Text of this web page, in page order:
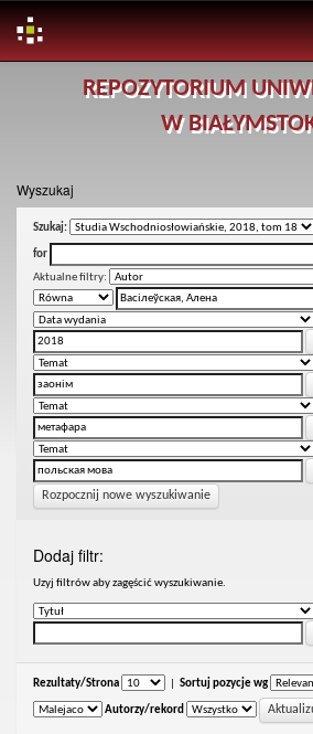
REPOZYTORIUM
W
Wyszukaj
Szukaj:
for
Aktualne filtry:
Rozpocznij nowe wyszukiwanie
Dodaj filtr:
Uzyj filtrów aby zagęścić wyszukiwanie.
Rezultaty/Strona Sortuj pozycje wg
Autorzy/rekord